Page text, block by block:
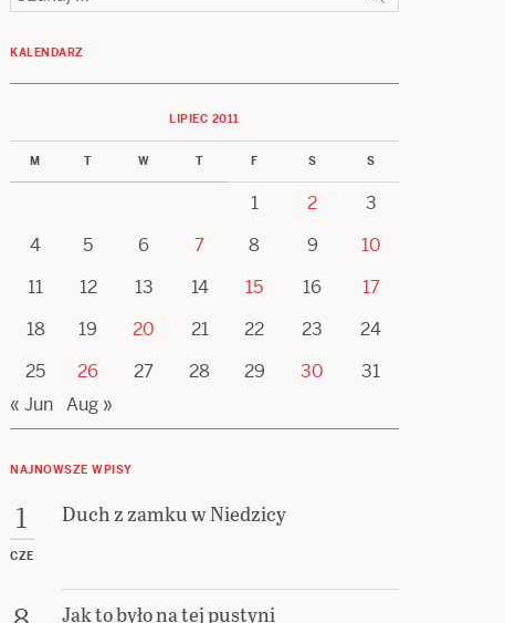
KALENDARZ
LIPIEC 2011
M T W T F S S
1 2
3
4
5 6 7 8 9
10
11
12 13 14 15 16
17
18
19 20 21 22 23
24
25
26 27 28 29 30
31
« Jun Aug »
NAJNOWSZE WPISY
1
CZE
Duch z zamku w Niedzicy
Jak to było na tej pustyni